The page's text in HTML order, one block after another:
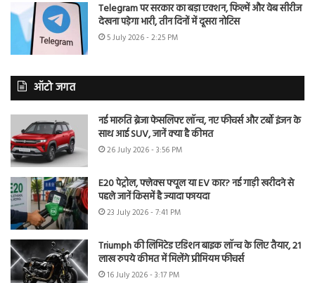
Telegram पर सरकार का बड़ा एक्शन, फिल्में और वेब सीरीज
देखना पड़ेगा भारी, तीन दिनों में दूसरा नोटिस
5 July 2026 - 2:25 PM
ऑटो जगत
नई मारुति ब्रेजा फेसलिफ्ट लॉन्च, नए फीचर्स और टर्बो इंजन के
साथ आई SUV, जानें क्या है कीमत
26 July 2026 - 3:56 PM
E20 पेट्रोल, फ्लेक्स फ्यूल या EV कार? नई गाड़ी खरीदने से
पहले जानें किसमें है ज्यादा फायदा
23 July 2026 - 7:41 PM
Triumph की लिमिटेड एडिशन बाइक लॉन्च के लिए तैयार, 21
लाख रुपये कीमत में मिलेंगे प्रीमियम फीचर्स
16 July 2026 - 3:17 PM